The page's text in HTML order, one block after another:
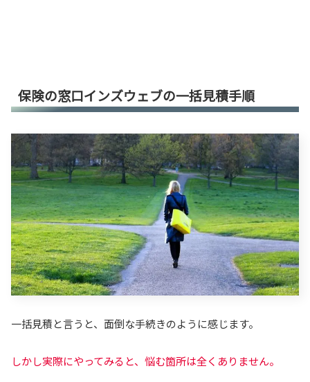
保険の窓口インズウェブの一括見積手順
一括見積と言うと、面倒な手続きのように感じます。
しかし実際にやってみると、悩む箇所は全くありません。